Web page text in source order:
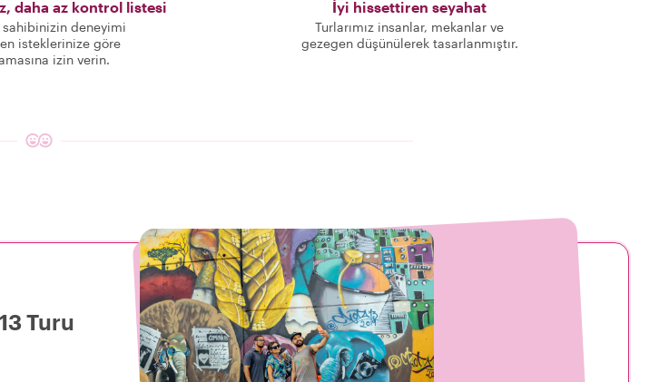
daha az kontrol listesi
sahibinizin deneyimi
isteklerinize göre
izin verin.
İyi hissettiren seyahat
Turlarımız insanlar, mekanlar ve
gezegen düşünülerek tasarlanmıştır.
Turu